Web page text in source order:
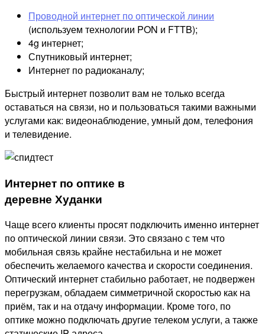
Проводной интернет по оптической линии
(используем технологии PON и FTTB);
4g интернет;
Спутниковый интернет;
Интернет по радиоканалу;
Быстрый интернет позволит вам не только всегда
оставаться на связи, но и пользоваться такими важными
услугами как: видеонаблюдение, умный дом, телефония
и телевидение.
Интернет по оптике в
деревне Худанки
Чаще всего клиенты просят подключить именно интернет
по оптической линии связи. Это связано с тем что
мобильная связь крайне нестабильна и не может
обеспечить желаемого качества и скорости соединения.
Оптический интернет стабильно работает, не подвержен
перегрузкам, обладаем симметричной скоростью как на
приём, так и на отдачу информации. Кроме того, по
оптике можно подключать другие телеком услуги, а также